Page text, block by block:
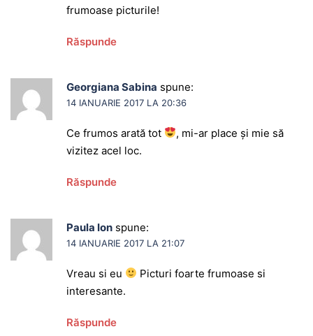
frumoase picturile!
Răspunde
Georgiana Sabina spune:
14 IANUARIE 2017 LA 20:36
Ce frumos arată tot
, mi-ar place și mie să
vizitez acel loc.
Răspunde
Paula Ion spune:
14 IANUARIE 2017 LA 21:07
Vreau si eu
Picturi foarte frumoase si
interesante.
Răspunde